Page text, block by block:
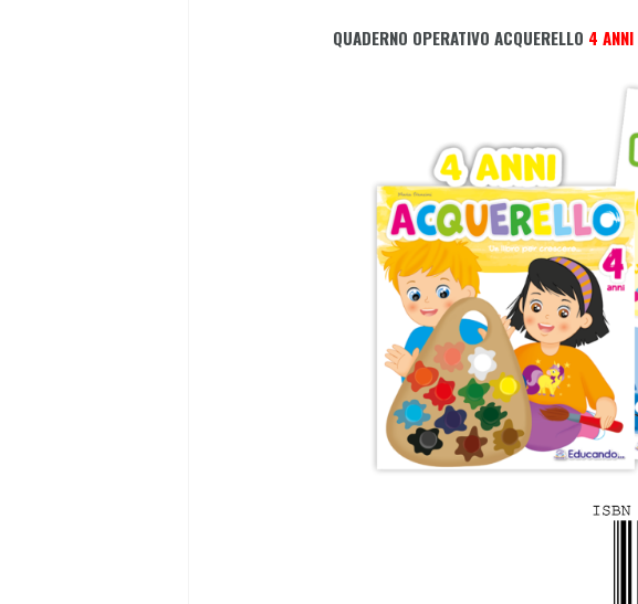
QUADERNO OPERATIVO ACQUERELLO 4 ANNI